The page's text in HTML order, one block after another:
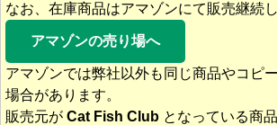
なお、在庫商品はアマゾンにて販売継続
アマゾンの売り場へ
アマゾンでは弊社以外も同じ商品やコピ
場合があります。
販売元が Cat Fish Club となっている商